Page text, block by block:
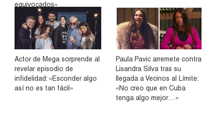
equivocados»
Actor de Mega sorprende al
revelar episodio de
infidelidad: «Esconder algo
así no es tan fácil»
Paula Pavic arremete contra
Lisandra Silva tras su
llegada a Vecinos al Límite:
«No creo que en Cuba
tenga algo mejor…»